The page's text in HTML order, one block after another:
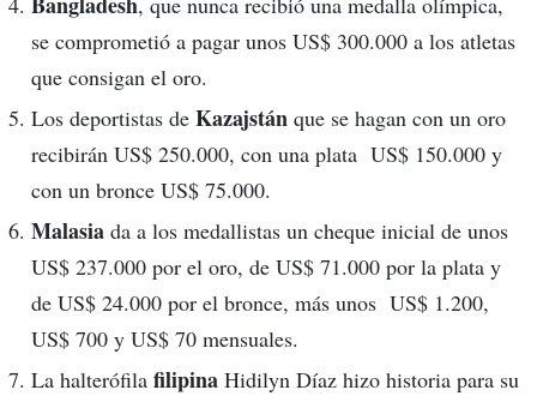
se comprometió a pagar unos US$ 300.000 a los atletas
que consigan el oro.
Los deportistas de Kazajstán que se hagan con un oro
recibirán US$ 250.000, con una plata US$ 150.000 y
con un bronce US$ 75.000.
Malasia da a los medallistas un cheque inicial de unos
US$ 237.000 por el oro, de US$ 71.000 por la plata y
de US$ 24.000 por el bronce, más unos US$ 1.200,
US$ 700 y US$ 70 mensuales.
La halterófila filipina Hidilyn Díaz hizo historia para su